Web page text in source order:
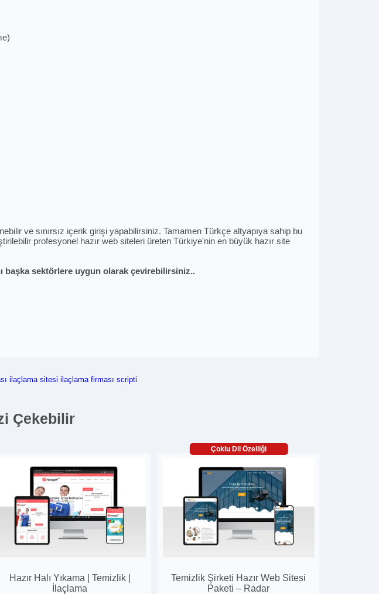
ve sınırsız içerik girişi yapabilirsiniz. Tamamen Türkçe altyapıya sahip bu
profesyonel hazır web siteleri üreten Türkiye'nin en büyük hazır site
başka sektörlere uygun olarak çevirebilirsiniz..
ilaçlama sitesi ilaçlama firması scripti
Çekebilir
Hazır Halı Yıkama | Temizlik |
İlaçlama
Çoklu Dil Özelliği
Temizlik Şirketi Hazır Web Sitesi
Paketi – Radar